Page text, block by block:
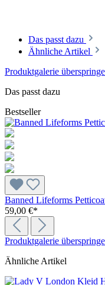
Das passt dazu
Ähnliche Artikel
Produktgalerie
Das passt dazu
Bestseller
Banned Lifeforms
59,00 €*
Produktgalerie
Ähnliche Artikel